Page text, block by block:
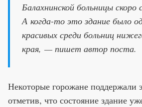
Балахнинской больницы
А когда-то это здание было
красивых среди больниц
края, — пишет автор поста.
Некоторые горожане поддержали
отметив, что состояние здание